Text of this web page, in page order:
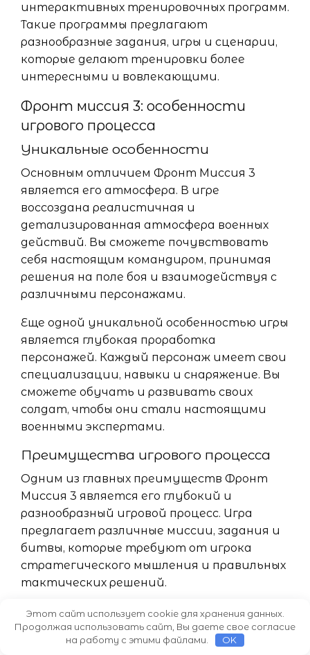
интерактивных тренировочных программ.
Такие программы предлагают
разнообразные задания, игры и сценарии,
которые делают тренировки более
интересными и вовлекающими.
Фронт миссия 3: особенности
игрового процесса
Уникальные особенности
Основным отличием Фронт Миссия 3
является его атмосфера. В игре
воссоздана реалистичная и
детализированная атмосфера военных
действий. Вы сможете почувствовать
себя настоящим командиром, принимая
решения на поле боя и взаимодействуя с
различными персонажами.
Еще одной уникальной особенностью игры
является глубокая проработка
персонажей. Каждый персонаж имеет свои
специализации, навыки и снаряжение. Вы
сможете обучать и развивать своих
солдат, чтобы они стали настоящими
военными экспертами.
Преимущества игрового процесса
Одним из главных преимуществ Фронт
Миссия 3 является его глубокий и
разнообразный игровой процесс. Игра
предлагает различные миссии, задания и
битвы, которые требуют от игрока
стратегического мышления и правильных
тактических решений.
Еще одним преимуществом является
возможность играть в одиночном режиме
или в многопользовательском режиме, где
Этот сайт использует cookie для хранения данных.
Продолжая использовать сайт, Вы даете свое согласие
на работу с этими файлами.
OK